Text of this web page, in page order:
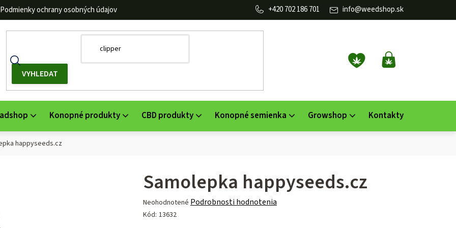
Podmienky ochrany osobných údajov info@weedshop.sk
702 186 701
NÁKUPNÝ
KOŠÍK
Konopné produkty CBD produkty Konopné semienka Growshop Kontakty
happyseeds.cz
Samolepka happyseeds.cz
Priemerné
hodnotenie
Neohodnotené Podrobnosti hodnotenia
Kód: 13632